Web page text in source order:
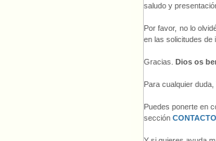
saludo y
Por favor, no lo
en las solicitudes de
Gracias. Dios os
Para cualquier duda,
Puedes ponerte en
sección CONTACTO